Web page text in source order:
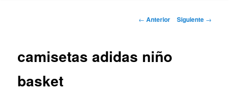
Navegación
← Anterior Siguiente →
camisetas adidas niño
basket